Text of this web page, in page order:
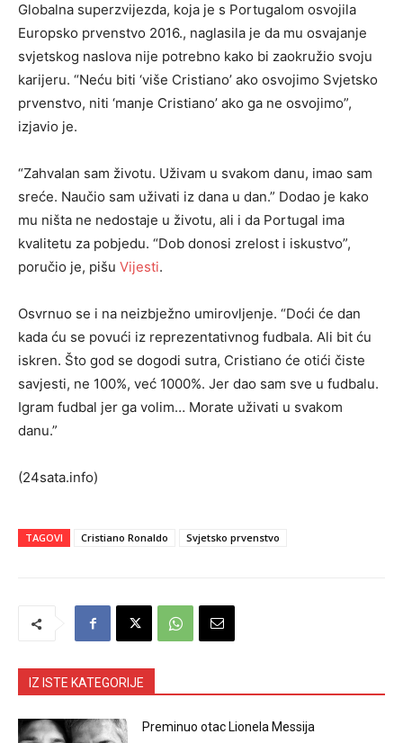
Globalna superzvijezda, koja je s Portugalom osvojila
Europsko prvenstvo 2016., naglasila je da mu osvajanje
svjetskog naslova nije potrebno kako bi zaokružio svoju
karijeru. “Neću biti ‘više Cristiano’ ako osvojimo Svjetsko
prvenstvo, niti ‘manje Cristiano’ ako ga ne osvojimo”,
izjavio je.
“Zahvalan sam životu. Uživam u svakom danu, imao sam
sreće. Naučio sam uživati iz dana u dan.” Dodao je kako
mu ništa ne nedostaje u životu, ali i da Portugal ima
kvalitetu za pobjedu. “Dob donosi zrelost i iskustvo”,
poručio je, pišu Vijesti.
Osvrnuo se i na neizbježno umirovljenje. “Doći će dan
kada ću se povući iz reprezentativnog fudbala. Ali bit ću
iskren. Što god se dogodi sutra, Cristiano će otići čiste
savjesti, ne 100%, već 1000%. Jer dao sam sve u fudbalu.
Igram fudbal jer ga volim… Morate uživati u svakom
danu.”
(24sata.info)
TAGOVI Cristiano Ronaldo Svjetsko prvenstvo
IZ ISTE KATEGORIJE
Preminuo otac Lionela Messija